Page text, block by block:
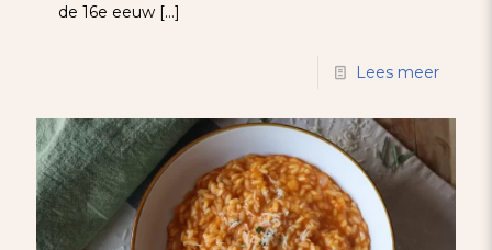
de 16e eeuw […]
Lees meer